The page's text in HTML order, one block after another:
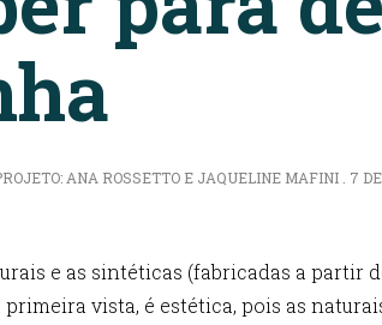
ANA ROSSETTO E JAQUELINE MAFINI . 7 DE
e as sintéticas (fabricadas a partir
vista, é estética, pois as